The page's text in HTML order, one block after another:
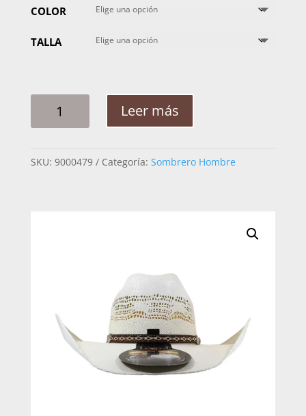
COLOR
TALLA
HOMBRE
CHIHUAHUA
Leer más
SKU: 9000479 Categoría: Sombrero Hombre